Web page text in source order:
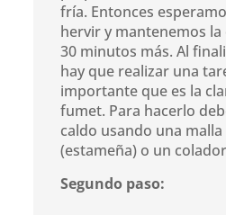
fría. Entonces
hervir y mantenemos
30 minutos más. Al
hay que realizar una
importante que es la
fumet. Para hacerlo
caldo usando una
(estameña) o un
Segundo paso: